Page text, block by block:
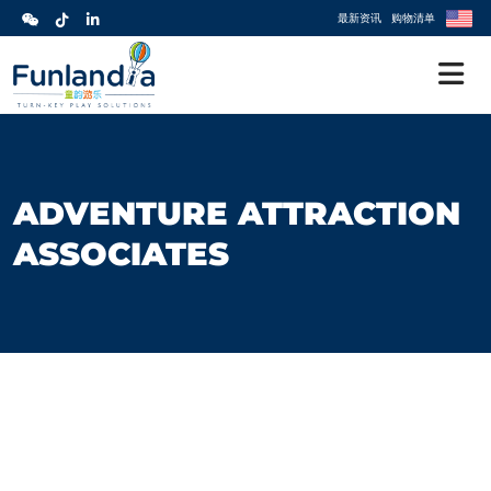
最新资讯 购物清单
ADVENTURE ATTRACTION
ASSOCIATES